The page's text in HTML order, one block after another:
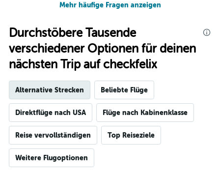
Mehr häufige Fragen anzeigen
Durchstöbere Tausende
verschiedener Optionen für deinen
nächsten Trip auf checkfelix
Alternative Strecken Beliebte Flüge
Direktflüge nach USA Flüge nach Kabinenklasse
Reise vervollständigen Top Reiseziele
Weitere Flugoptionen